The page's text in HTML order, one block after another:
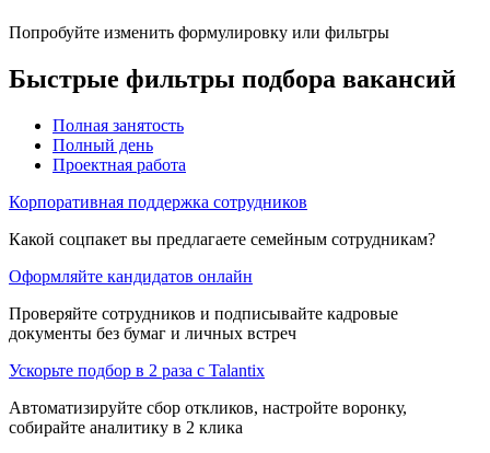
Попробуйте изменить формулировку или фильтры
Быстрые фильтры подбора вакансий
Полная занятость
Полный день
Проектная работа
Корпоративная поддержка сотрудников
Какой соцпакет вы предлагаете семейным сотрудникам?
Оформляйте кандидатов онлайн
Проверяйте сотрудников и подписывайте кадровые
документы без бумаг и личных встреч
Ускорьте подбор в 2 раза с Talantix
Автоматизируйте сбор откликов, настройте воронку,
собирайте аналитику в 2 клика